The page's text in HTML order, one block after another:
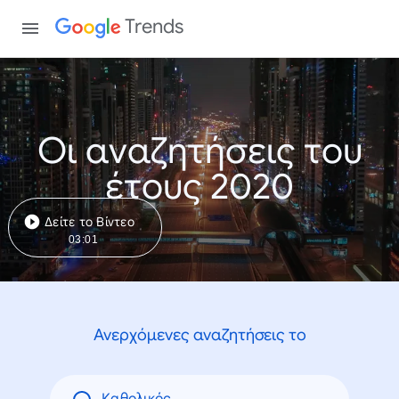
Trends
Οι αναζητήσεις του
έτους 2020
Δείτε το Βίντεο
03:01
Ανερχόμενες αναζητήσεις το